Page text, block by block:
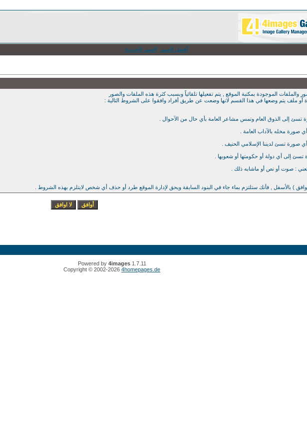
أفضل الصور
الصور الجديدة
والملفات الموجودة بمكتبة الموقع , يتم تفعيلها تلقائياً وبسبب كثرة هذه الملفات والصور
أو ملف يتم وضعها في هذا القسم لانها وضعت عن طريق أفراد وافقوا على الشروط التالية :
) بالأسفل , فأنك ستلتزم بماء جاء في البنود السابقة ويحق لإدارة الموقع طرد أو حذف أي شخص لايتلزم بهذه الشروط .
Powered by 4images1.7.11
Copyright © 2002-2026 4homepages.de